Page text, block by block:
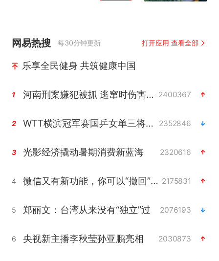
网易热搜 每30分钟更新 打开应用 查看全部
乐享全民健身 共筑健康中国
1 河南刑案嫌犯被抓 逃窜时伤害多人 2400367
2 WTT横滨冠军赛国乒女单三将晋级四强 2352846
3 光影经济撬动暑期消费新蓝海 2320616
4 微信又有新功能，你可以“撤回”你的撤回了！ 2175831
5 郑丽文：台湾从来没有“独立”过 2076193
6 央视新主播李秋莹孙亚鹏亮相 2030873